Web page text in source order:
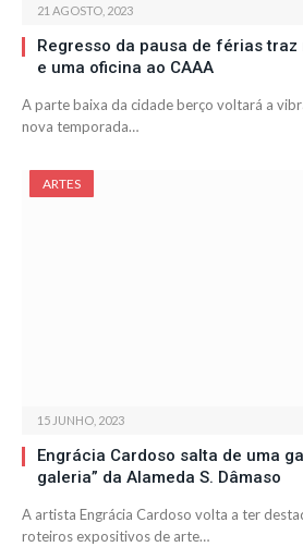
21 AGOSTO, 2023
Regresso da pausa de férias
e uma oficina ao CAAA
A parte baixa da cidade berço voltará a
nova temporada…
ARTES
15 JUNHO, 2023
Engrácia Cardoso salta de uma
galeria” da Alameda S. Dâmaso
A artista Engrácia Cardoso volta a ter
roteiros expositivos de arte…